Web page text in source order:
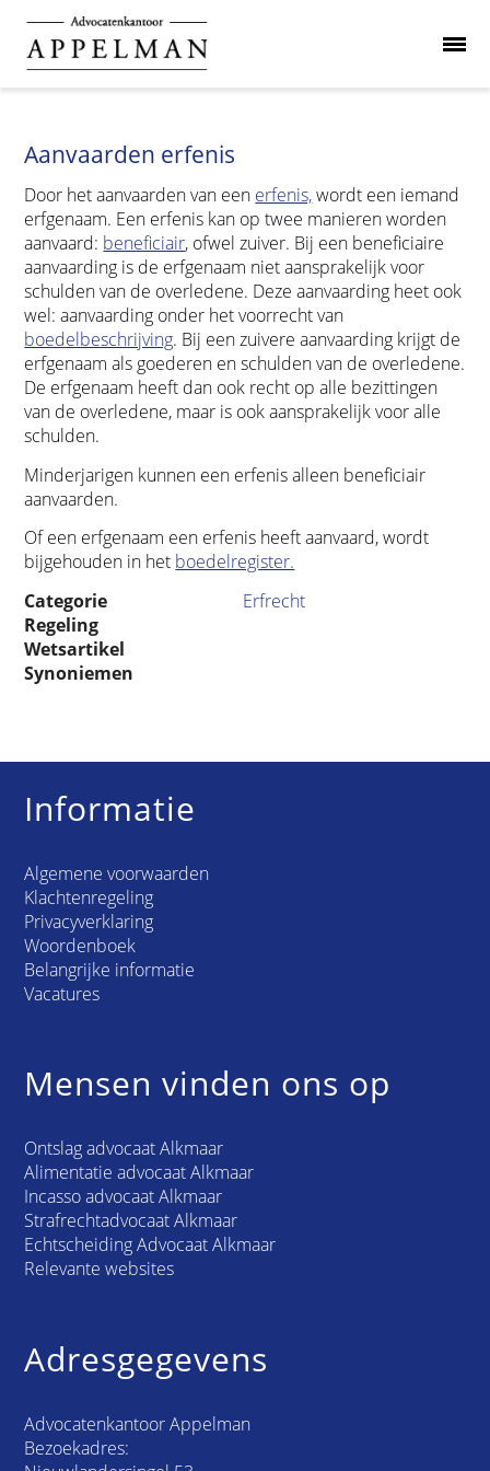
Aanvaarden erfenis
Door het aanvaarden van een erfenis,wordt een iemand
erfgenaam. Een erfenis kan op twee manieren worden
aanvaard: beneficiair, ofwel zuiver. Bij een beneficiaire
aanvaarding is de erfgenaam niet aansprakelijk voor
schulden van de overledene. Deze aanvaarding heet ook
wel: aanvaarding onder het voorrecht van
boedelbeschrijving. Bij een zuivere aanvaarding krijgt de
erfgenaam als goederen en schulden van de overledene.
De erfgenaam heeft dan ook recht op alle bezittingen
van de overledene, maar is ook aansprakelijk voor alle
schulden.
Minderjarigen kunnen een erfenis alleen beneficiair
aanvaarden.
Of een erfgenaam een erfenis heeft aanvaard, wordt
bijgehouden in het boedelregister.
Categorie
Erfrecht
Regeling
Wetsartikel
Synoniemen
Informatie
Algemene voorwaarden
Klachtenregeling
Privacyverklaring
Woordenboek
Belangrijke informatie
Vacatures
Mensen vinden ons op
Ontslag advocaat Alkmaar
Alimentatie advocaat Alkmaar
Incasso advocaat Alkmaar
Strafrechtadvocaat Alkmaar
Echtscheiding Advocaat Alkmaar
Relevante websites
Adresgegevens
Advocatenkantoor Appelman
Bezoekadres: